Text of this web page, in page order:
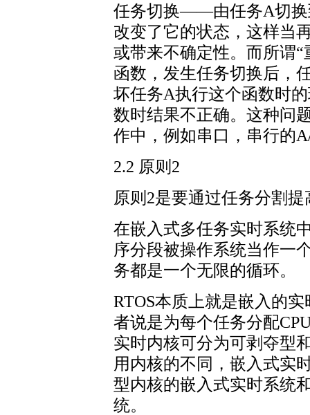
任务切换——由任务A切换
改变了它的状态，这样当
或带来不确定性。而所谓
函数，发生任务切换后，
坏任务A执行这个函数时
数时结果不正确。这种问
作中，例如串口，串行的
2.2 原则2
原则2是要通过任务分割
在嵌入式多任务实时系统
序分段被操作系统当作一
务都是一个无限的循环。
RTOS本质上就是嵌入的
者说是为每个任务分配
实时内核可分为可剥夺型
用内核的不同，嵌入式实
型内核的嵌入式实时系统
统。